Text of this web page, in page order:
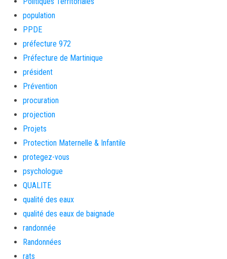
population
PPDE
préfecture 972
Préfecture de Martinique
président
Prévention
procuration
projection
Projets
Protection Maternelle & Infantile
protegez-vous
psychologue
QUALITE
qualité des eaux
qualité des eaux de baignade
randonnée
Randonnées
rats